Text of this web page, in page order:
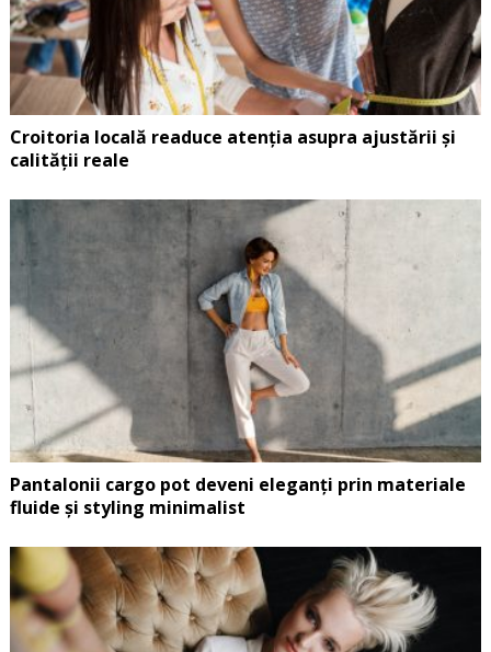
Croitoria locală readuce atenția asupra ajustării și
calității reale
Pantalonii cargo pot deveni eleganți prin materiale
fluide și styling minimalist